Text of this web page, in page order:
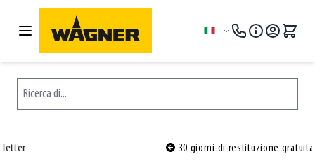
Salta al contenuto
Lingua
Ricerca di...
30 giorni di restituzione gratuita